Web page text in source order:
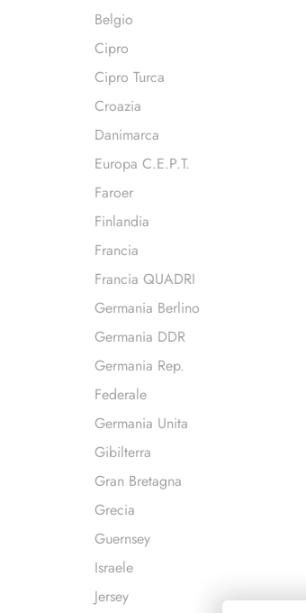
Belgio
Cipro
Cipro Turca
Croazia
Danimarca
Europa C.E.P.T.
Faroer
Finlandia
Francia
Francia QUADRI
Germania Berlino
Germania DDR
Germania Rep.
Federale
Germania Unita
Gibilterra
Gran Bretagna
Grecia
Guernsey
Israele
Jersey